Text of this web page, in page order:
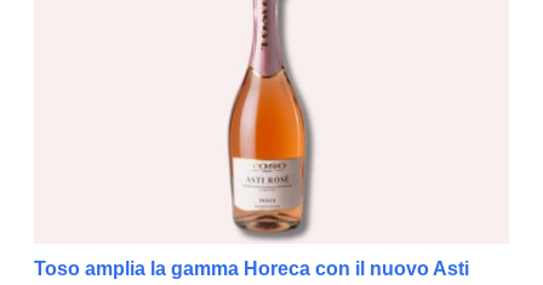
Toso amplia la gamma Horeca con il nuovo Asti